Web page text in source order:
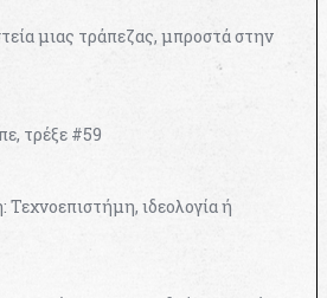
μιας τράπεζας, μπροστά στην
τρέξε #59
ιδεολογία ή